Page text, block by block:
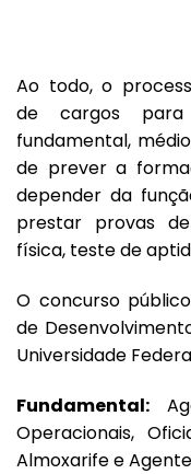
Ao todo, o
de cargos
fundamental,
de prever a
depender da
prestar provas
física, teste de
O concurso
de
Universidade
Fundamental:
Operacionais,
Almoxarife e